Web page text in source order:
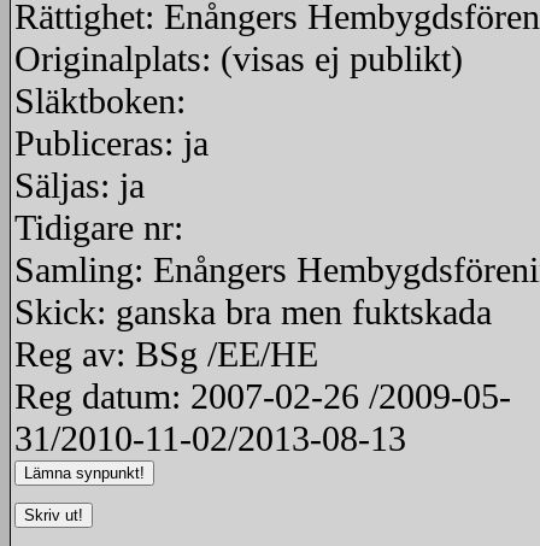
Rättighet: Enångers
Originalplats: (visas ej publikt)
Släktboken:
Publiceras: ja
Säljas: ja
Tidigare nr:
Samling: Enångers
Skick: ganska bra men fuktskada
Reg av: BSg /EE/HE
Reg datum: 2007-02-26 /2009-05-
31/2010-11-02/2013-08-13